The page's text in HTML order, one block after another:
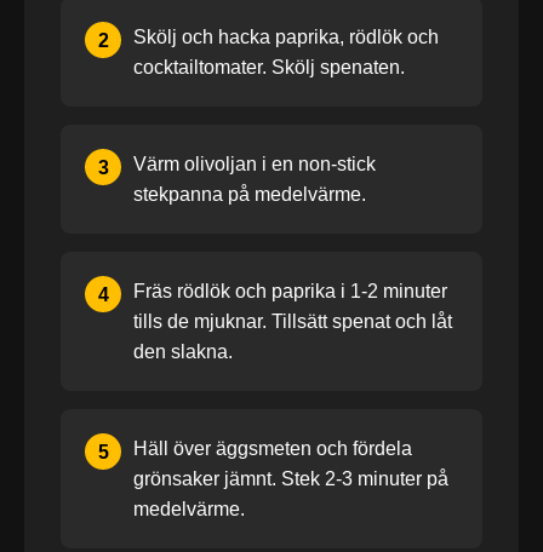
2
Skölj och hacka paprika, rödlök och
cocktailtomater. Skölj spenaten.
3
Värm olivoljan i en non-stick
stekpanna på medelvärme.
4
Fräs rödlök och paprika i 1-2 minuter
tills de mjuknar. Tillsätt spenat och låt
den slakna.
5
Häll över äggsmeten och fördela
grönsaker jämnt. Stek 2-3 minuter på
medelvärme.